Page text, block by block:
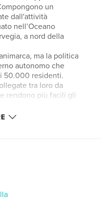
un
dall'attività
nell’Oceano
a nord della
ma la politica
autonomo che
50.000 residenti.
tra loro da
rendono più facili gli
sono
Non mancano
tradizionali
ma, soprattutto,